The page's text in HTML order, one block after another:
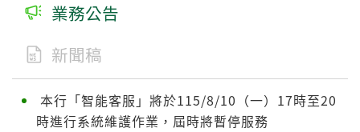
業務公告
新聞稿
本行「智能客服」將於115/8/10（一）17時至20
時進行系統維護作業，屆時將暫停服務